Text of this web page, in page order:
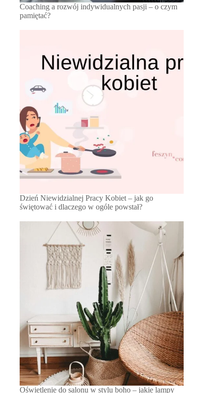
Coaching a rozwój indywidualnych pasji – o czym
pamiętać?
Dzień Niewidzialnej Pracy Kobiet – jak go
świętować i dlaczego w ogóle powstał?
Oświetlenie do salonu w stylu boho – jakie lampy